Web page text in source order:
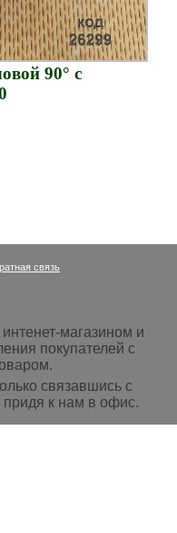
90° с
связь
магазином и
покупателей с
связавшись с
придя к нам в офис.